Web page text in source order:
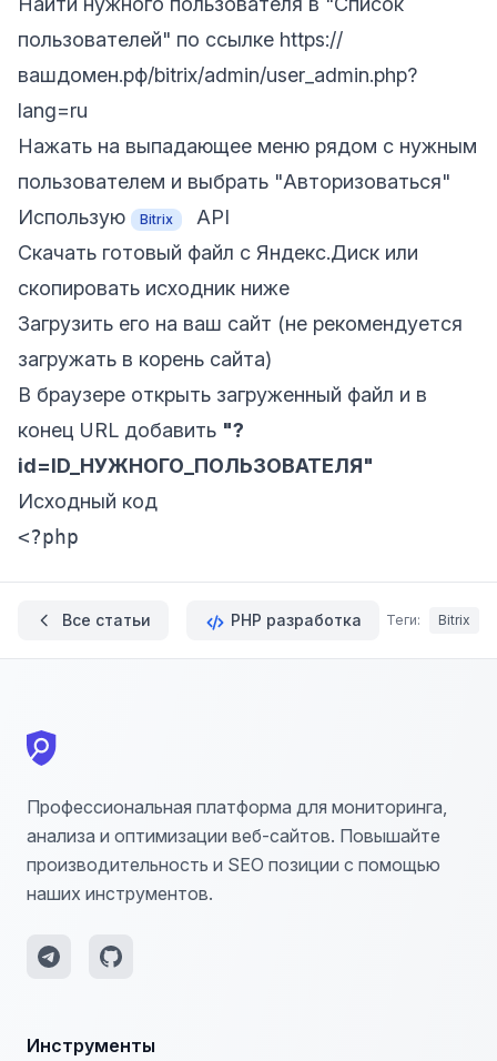
пользователей" по ссылке https://
вашдомен.рф/bitrix/admin/user_admin.php?
lang=ru
Нажать на выпадающее меню рядом с нужным
пользователем и выбрать "Авторизоваться"
Использую
Bitrix
API
Скачать готовый файл с Яндекс.Диск или
скопировать исходник ниже
Загрузить его на ваш сайт (не рекомендуется
загружать в корень сайта)
В браузере открыть загруженный файл и в
конец URL добавить "?
id=ID_НУЖНОГО_ПОЛЬЗОВАТЕЛЯ"
Исходный код
<?php
Все статьи PHP разработка Теги: Bitrix
Профессиональная платформа для мониторинга,
анализа и оптимизации веб-сайтов. Повышайте
производительность и SEO позиции с помощью
наших инструментов.
Инструменты